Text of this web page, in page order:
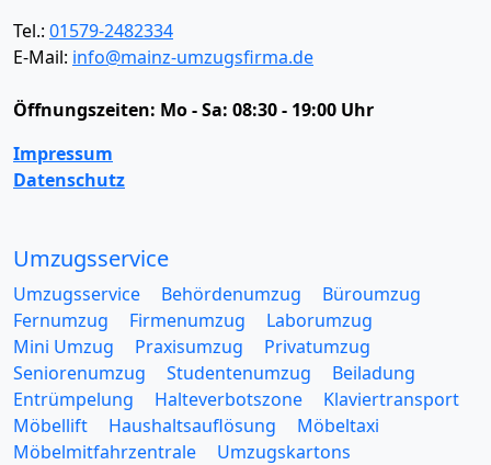
Tel.: 01579-2482334
E-Mail: info@mainz-umzugsfirma.de
Öffnungszeiten: Mo - Sa: 08:30 - 19:00 Uhr
Impressum
Datenschutz
Umzugsservice
Umzugsservice Behördenumzug
Büroumzug
Fernumzug
Firmenumzug
Laborumzug
Mini Umzug
Praxisumzug
Privatumzug
Seniorenumzug
Studentenumzug
Beiladung
Entrümpelung
Halteverbotszone
Klaviertransport
Möbellift
Haushaltsauflösung
Möbeltaxi
Möbelmitfahrzentrale
Umzugskartons